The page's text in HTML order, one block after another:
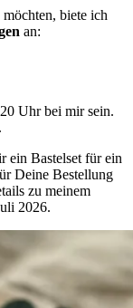
biete ich
an:
Uhr bei mir sein.
ein Bastelset für ein
Deine Bestellung
zu meinem
2026.